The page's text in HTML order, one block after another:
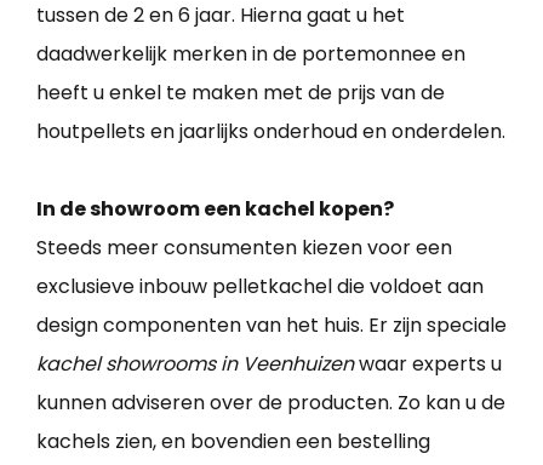
tussen de 2 en 6 jaar. Hierna gaat u het
daadwerkelijk merken in de portemonnee en
heeft u enkel te maken met de prijs van de
houtpellets en jaarlijks onderhoud en onderdelen.
In de showroom een kachel kopen?
Steeds meer consumenten kiezen voor een
exclusieve inbouw pelletkachel die voldoet aan
design componenten van het huis. Er zijn speciale
kachel showrooms in Veenhuizenwaar experts u
kunnen adviseren over de producten. Zo kan u de
kachels zien, en bovendien een bestelling